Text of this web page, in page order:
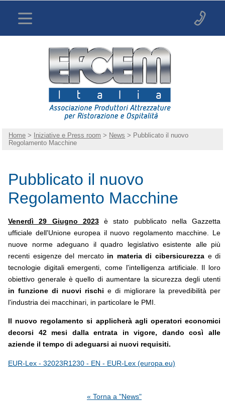
Home > Iniziative e Press room > News > Pubblicato il nuovo
Regolamento Macchine
Pubblicato il nuovo
Regolamento Macchine
Venerdì 29 Giugno 2023è stato pubblicato nella Gazzetta
ufficiale dell'Unione europea il nuovo regolamento macchine. Le
nuove norme adeguano il quadro legislativo esistente alle più
recenti esigenze del mercato in materia di cibersicurezza e di
tecnologie digitali emergenti, come l'intelligenza artificiale. Il loro
obiettivo generale è quello di aumentare la sicurezza degli utenti
in funzione di nuovi rischi e di migliorare la prevedibilità per
l'industria dei macchinari, in particolare le PMI.
Il nuovo regolamento si applicherà agli operatori economici
decorsi 42 mesi dalla entrata in vigore, dando così alle
aziende il tempo di adeguarsi ai nuovi requisiti.
EUR-Lex - 32023R1230 - EN - EUR-Lex (europa.eu)
« Torna a "News"